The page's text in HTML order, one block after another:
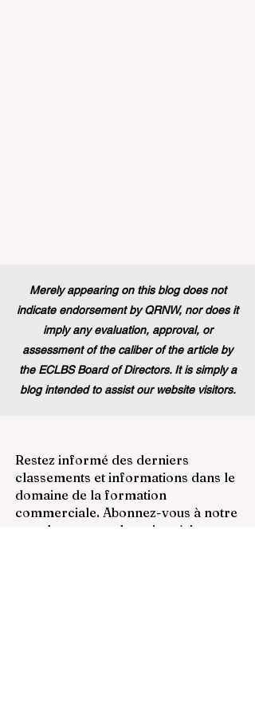
Merely appearing on this blog does not
indicate endorsement by QRNW, nor does it
imply any evaluation, approval, or
assessment of the caliber of the article by
the ECLBS Board of Directors. It is simply a
blog intended to assist our website visitors.
Restez informé des derniers
classements et informations dans le
domaine de la formation
commerciale. Abonnez-vous à notre
newsletter pour des mises à jour